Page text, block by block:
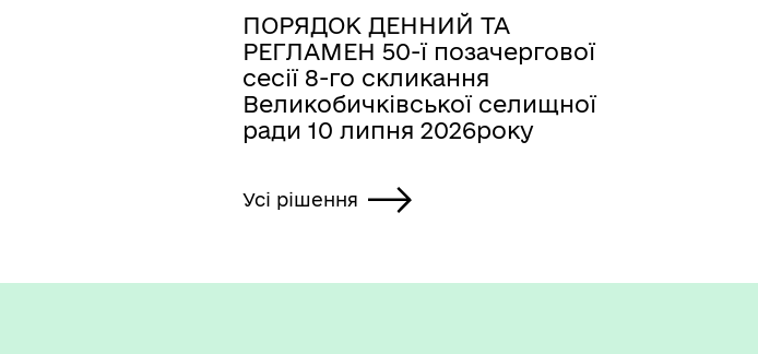
ПОРЯДОК ДЕННИЙ ТА
РЕГЛАМЕН 50-ї позачергової
сесії 8-го скликання
Великобичківської селищної
ради 10 липня 2026року
Усі рішення